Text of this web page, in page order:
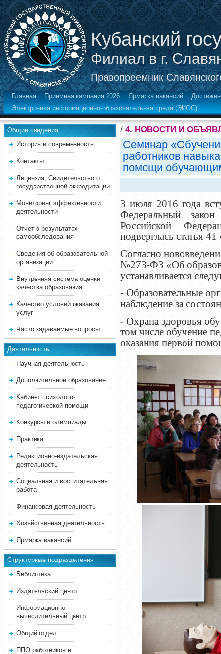
Кубанский
Филиал в г.
Правопреемник
Главная Приемная кампания 2026 Ярмарка вакансий
Электронная информационно-образовательная среда (ЭИОС)
Общие сведения
История и современность
Контакты
Лицензия, Свидетельство о
государственной аккредитации
Мониторинг эффективности
деятельности
Отчет о результатах
самообследования
Сведения об образовательной
организации
Внутренняя система оценки
качества образования
Качество условий оказания
услуг
Часто задаваемые вопросы
Деятельность
Научная деятельность
Дополнительное образование
Кабинет психолого-
педагогической помощи
Конкурсы и олимпиады
Практика
Редакционно-издательская
деятельность
Социальная и воспитательная
работа
Финансовая деятельность
Хозяйственная деятельность
Ярмарка вакансий
Структурные подразделения
Библиотека
Издательский центр
Информационно-
вычислительный центр
Общий отдел
ППО работников и
/ 4. НОВОСТИ И
Семинар
работников
помощи
3 июля 2016 года
Федеральный
Российской
подверглась статья
Согласно
№273-ФЗ «Об
устанавливается
- Образовательные
наблюдение за
- Охрана здоровья
том числе обучение
оказания первой